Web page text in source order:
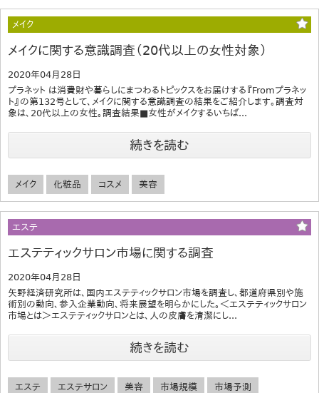
メイク
メイクに関する意識調査（20代以上の女性対象）
2020年04月28日
プラネット は消費財や暮らしにまつわるトピックスをお届けする『Fromプラネッ
ト』の第132号として、メイクに関する意識調査の結果をご紹介します。調査対
象は、20代以上の女性。調査結果■女性がメイクするいちば...
続きを読む
メイク 化粧品 コスメ 美容
エステ
エステティックサロン市場に関する調査
2020年04月28日
矢野経済研究所は、国内エステティックサロン市場を調査し、都道府県別や施
術別の動向、参入企業動向、将来展望を明らかにした。＜エステティックサロン
市場とは＞エステティックサロンとは、人の皮膚を清潔にし...
続きを読む
エステ エステサロン 美容 市場規模 市場予測